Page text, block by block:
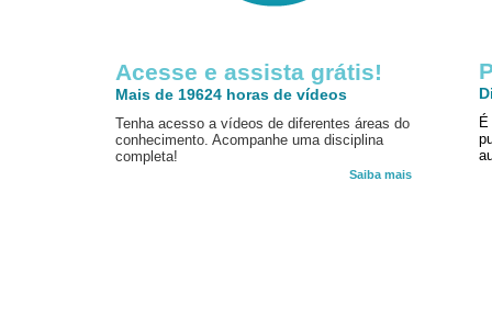
Acesse e assista grátis!
Mais de 19624 horas de vídeos
Tenha acesso a vídeos de diferentes áreas do
conhecimento. Acompanhe uma disciplina
completa!
Saiba mais